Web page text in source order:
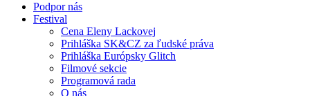
Podpor nás
Festival
Cena Eleny Lackovej
Prihláška SK&CZ za ľudské práva
Prihláška Európsky Glitch
Filmové sekcie
Programová rada
O nás